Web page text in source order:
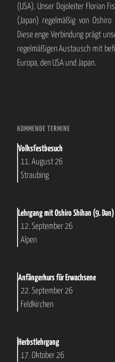
(USA). Unser Dojoleiter Florian
(Japan) regelmäßig von
Diese enge Verbindung prägt
regelmäßigen Austausch mit
Europa, den USA und Japan.
KOMMENDE TERMINE
Volksfestbesuch
11. August 26
Straubing
Lehrgang mit Oshiro Shihan (9. Dan)
12. September 26
Alpen
Anfängerkurs für Erwachsene
22. September 26
Feldkirchen
Herbstlehrgang
17. Oktober 26